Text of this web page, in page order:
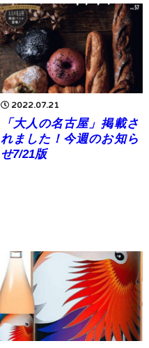
2022.07.21
「大人の名古屋」掲載さ
れました！今週のお知ら
せ7/21版